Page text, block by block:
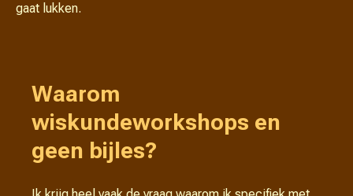
gaat lukken.
Waarom
wiskundeworkshops en
geen bijles?